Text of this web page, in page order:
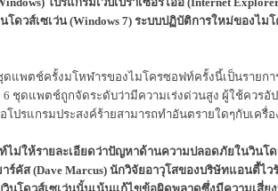
นโดวส์เซเว่น (Windows 7) ระบบปฏิบัติการใหม่ของไ
พตช์ครั้งมโหฬารของไมโครซอฟท์ครั้งนี้เป็นรายกา
6 ชุดแพตช์ถูกจัดระดับว่ามีความเร่งด่วนสูง ผู้ใช้ควรอั
โปรแกรมประสงค์ร้ายสามารถทำอันตรายใดๆกับเครื่อ
ไม่ให้รายละเอียดว่าปัญหาด้านความปลอดภัยในวินโด
ร์คัส (Dave Marcus) นักวิจัยอาวุโสของบริษัทแอนตี้ไว